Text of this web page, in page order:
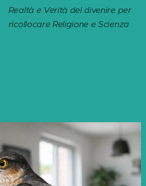
Realtà e Verità del divenire per
ricollocare Religione e Scienza